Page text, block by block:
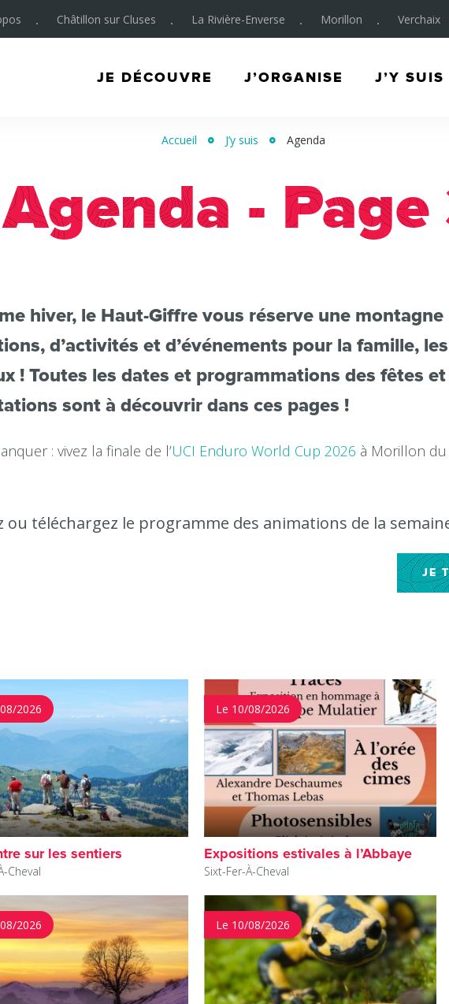
Châtillon sur Cluses La Rivière-Enverse Morillon Verchaix
JE DÉCOUVRE J’ORGANISE J’Y SUIS
Accueil J’y suis Agenda
Agenda - Page
hiver, le Haut-Giffre vous réserve une montagne
d’activités et d’événements pour la famille,
! Toutes les dates et programmations des fêtes et
sont à découvrir dans ces pages !
: vivez la finale de l’UCI Enduro World Cup 2026 à Morillon
ou téléchargez le programme des animations de la
JE
2026
sur les sentiers
Cheval
Le 10/08/2026
Expositions estivales à l’Abbaye
Sixt-Fer-À-Cheval
2026 Le 10/08/2026